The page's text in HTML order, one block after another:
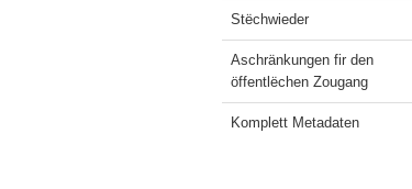
Stëchwieder
Aschränkungen fir den
öffentlëchen Zougang
Komplett Metadaten